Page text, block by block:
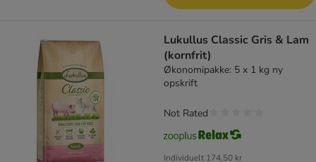
Lukullus Classic Gris & Lam
(kornfrit)
Økonomipakke: 5 x 1 kg ny
opskrift
Individuelt 174,50 kr
Not Rated